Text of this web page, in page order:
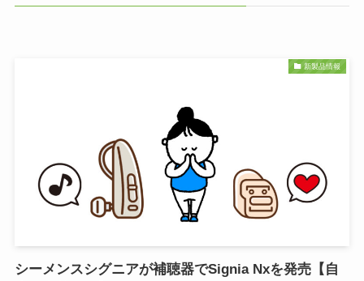
新製品情報
シーメンスシグニアが補聴器でSignia Nxを発売【自